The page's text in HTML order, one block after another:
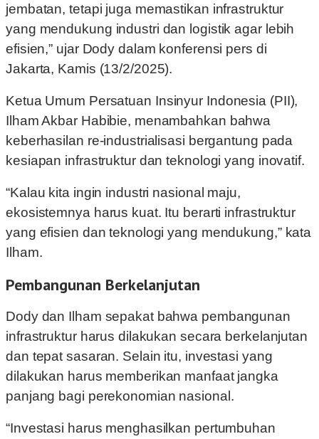
jembatan, tetapi juga memastikan infrastruktur
yang mendukung industri dan logistik agar lebih
efisien,” ujar Dody dalam konferensi pers di
Jakarta, Kamis (13/2/2025).
Ketua Umum Persatuan Insinyur Indonesia (PII),
Ilham Akbar Habibie, menambahkan bahwa
keberhasilan re-industrialisasi bergantung pada
kesiapan infrastruktur dan teknologi yang inovatif.
“Kalau kita ingin industri nasional maju,
ekosistemnya harus kuat. Itu berarti infrastruktur
yang efisien dan teknologi yang mendukung,” kata
Ilham.
Pembangunan Berkelanjutan
Dody dan Ilham sepakat bahwa pembangunan
infrastruktur harus dilakukan secara berkelanjutan
dan tepat sasaran. Selain itu, investasi yang
dilakukan harus memberikan manfaat jangka
panjang bagi perekonomian nasional.
“Investasi harus menghasilkan pertumbuhan